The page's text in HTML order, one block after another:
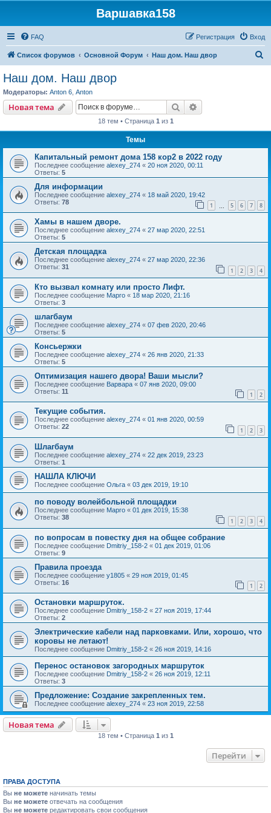
Варшавка158
FAQ Вход
Регистрация
Список форумов Основной Форум Наш дом. Наш двор
Наш дом. Наш двор
Модераторы: Anton 6 Anton
Новая тема Поиск
18 тем • Страница 1 из 1
Темы
Капитальный ремонт дома 158 кор2 в 2022 году
Последнее сообщение alexey_274 « 20 ноя 2020, 00:11
Ответы: 5
Для информации
Последнее сообщение alexey_274 « 18 май 2020, 19:42
Ответы: 78 1 5 6 7 8
Хамы в нашем дворе.
Последнее сообщение alexey_274 « 27 мар 2020, 22:51
Ответы: 5
Детская площадка
Последнее сообщение alexey_274 « 27 мар 2020, 22:36
Ответы: 31 1 2 3 4
Кто вызвал комнату или просто Лифт.
Последнее сообщение Марго « 18 мар 2020, 21:16
Ответы: 3
шлагбаум
Последнее сообщение alexey_274 « 07 фев 2020, 20:46
Ответы: 5
Консьержки
Последнее сообщение alexey_274 « 26 янв 2020, 21:33
Ответы: 5
Оптимизация нашего двора! Ваши мысли?
Последнее сообщение Варвара « 07 янв 2020, 09:00
Ответы: 11 1 2
Текущие события.
Последнее сообщение alexey_274 « 01 янв 2020, 00:59
Ответы: 22 1 2 3
Шлагбаум
Последнее сообщение alexey_274 « 22 дек 2019, 23:23
Ответы: 1
НАШЛА КЛЮЧИ
Последнее сообщение Ольга « 03 дек 2019, 19:10
по поводу волейбольной площадки
Последнее сообщение Марго « 01 дек 2019, 15:38
Ответы: 38 1 2 3 4
по вопросам в повестку дня на общее собрание
Последнее сообщение Dmitriy_158-2 « 01 дек 2019, 01:06
Ответы: 9
Правила проезда
Последнее сообщение y1805 « 29 ноя 2019, 01:45
Ответы: 16 1 2
Остановки маршруток.
Последнее сообщение Dmitriy_158-2 « 27 ноя 2019, 17:44
Ответы: 2
Электрические кабели над парковками. Или, хорошо, что
коровы не летают!
Последнее сообщение Dmitriy_158-2 « 26 ноя 2019, 14:16
Перенос остановок загородных маршруток
Последнее сообщение Dmitriy_158-2 « 26 ноя 2019, 12:11
Ответы: 3
Предложение: Создание закрепленных тем.
Последнее сообщение alexey_274 « 23 ноя 2019, 22:58
Новая тема
18 тем • Страница 1 из 1
Перейти
ПРАВА ДОСТУПА
Вы не можете начинать темы
Вы не можете отвечать на сообщения
Вы не можете редактировать свои сообщения